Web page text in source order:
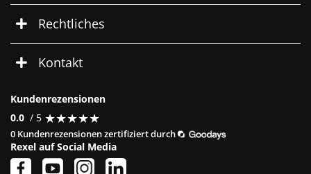
Rechtliches
Kontakt
Kundenrezensionen
0.0 / 5 ★★★★★
★★★★★
0 Kundenrezensionen zertifiziert durch
Rexel auf Social Media